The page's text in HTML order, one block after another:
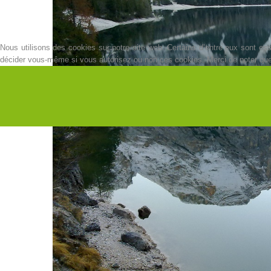
Nous utilisons des cookies sur notre site web. Certains d’entre eux sont
décider vous-même si vous autorisez ou non ces cookies. Merci de noter